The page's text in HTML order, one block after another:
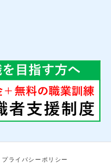
プライバシーポリシー